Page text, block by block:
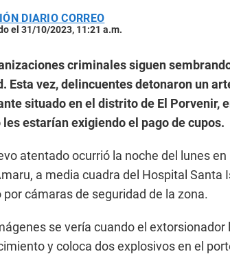
DIARIO CORREO
el 31/10/2023, 11:21 a.m.
criminales siguen
Esta vez, delincuentes detonaron un
situado en el distrito de El Porvenir,
les estarían exigiendo el pago de cupos.
atentado ocurrió la noche del lunes
a media cuadra del Hospital Santa
cámaras de seguridad de la zona.
se vería cuando el
y coloca dos explosivos en el